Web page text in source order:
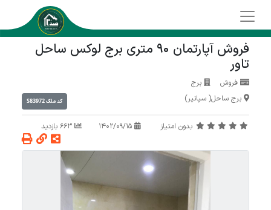
فروش آپارتمان 90 متری برج لوکس ساحل
تاور
فروش
برج
برج ساحل( سپانیر)
کد ملکS83972
بدون امتیاز